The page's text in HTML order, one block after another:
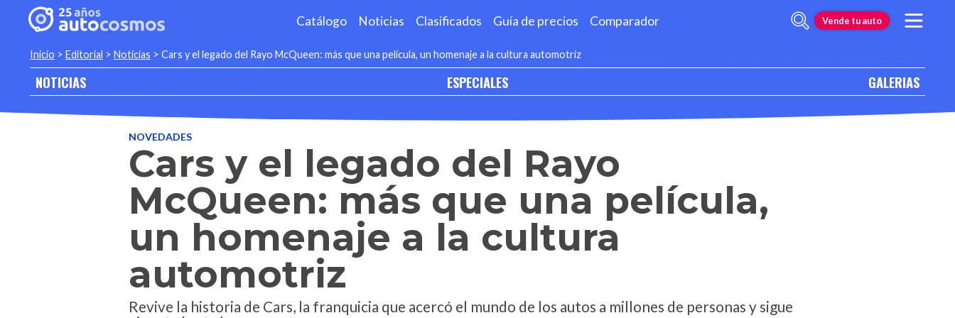
Catálogo Noticias Clasificados Guía de precios Comparador Vende tu auto
Inicio > Editorial > Noticias > Cars y el legado del Rayo McQueen: más que una película, un homenaje a la cultura automotriz
NOTICIAS ESPECIALES GALERIAS
NOVEDADES
Cars y el legado del Rayo
McQueen: más que una película,
un homenaje a la cultura
automotriz
Revive la historia de Cars, la franquicia que acercó el mundo de los autos a millones de personas y sigue